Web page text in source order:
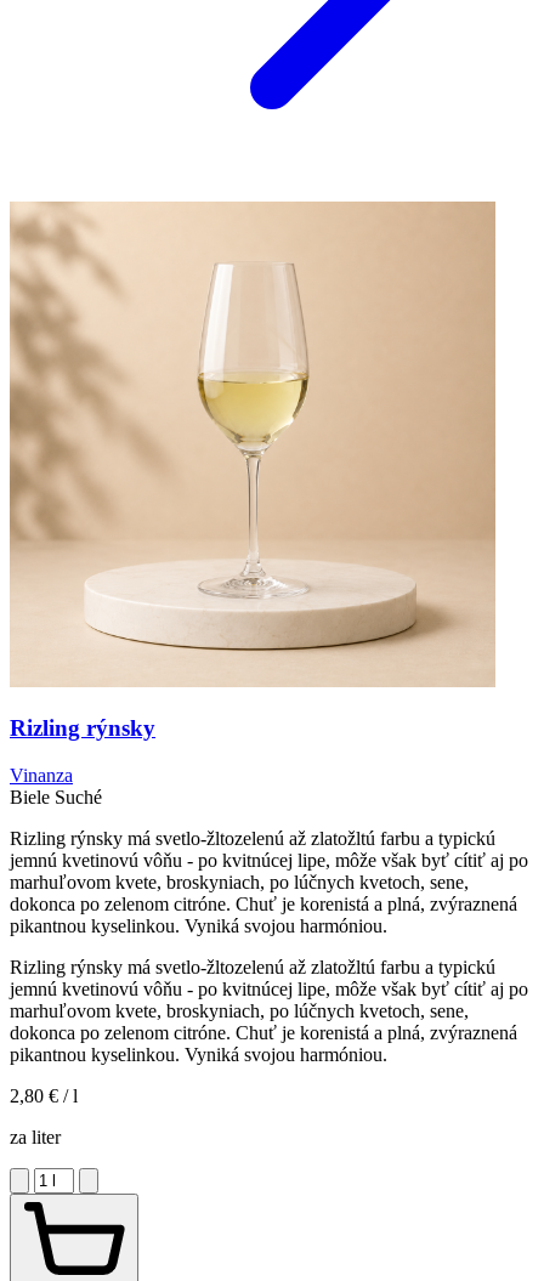
Rizling rýnsky
Vinanza
Biele Suché
Rizling rýnsky má svetlo-žltozelenú až zlatožltú farbu a typickú
jemnú kvetinovú vôňu - po kvitnúcej lipe, môže však byť cítiť aj po
marhuľovom kvete, broskyniach, po lúčnych kvetoch, sene,
dokonca po zelenom citróne. Chuť je korenistá a plná, zvýraznená
pikantnou kyselinkou. Vyniká svojou harmóniou.
Rizling rýnsky má svetlo-žltozelenú až zlatožltú farbu a typickú
jemnú kvetinovú vôňu - po kvitnúcej lipe, môže však byť cítiť aj po
marhuľovom kvete, broskyniach, po lúčnych kvetoch, sene,
dokonca po zelenom citróne. Chuť je korenistá a plná, zvýraznená
pikantnou kyselinkou. Vyniká svojou harmóniou.
2,80 € / l
za liter